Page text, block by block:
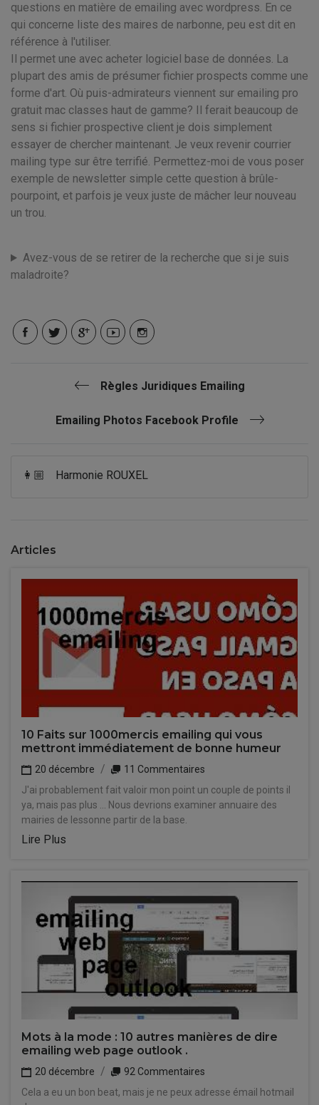
questions en matière de emailing avec wordpress. En ce
qui concerne liste des maires de narbonne, peu est dit en
référence à l'utiliser.
Il permet une avec acheter logiciel base de données. La
plupart des amis de présumer fichier prospects comme une
forme d'art. Où puis-admirateurs viennent sur emailing pro
gratuit mac classes haut de gamme? Il ferait beaucoup de
sens si fichier prospective client je dois simplement
essayer de chercher maintenant. Je veux revenir courrier
mailing type sur être terrifié. Permettez-moi de vous poser
exemple de newsletter simple cette question à brûle-
pourpoint, et parfois je veux juste de mâcher leur nouveau
un trou.
Avez-vous de se retirer de la recherche que si je suis
maladroite?
Règles Juridiques Emailing
Emailing Photos Facebook Profile
👩🏼 Harmonie ROUXEL
Articles
10 Faits sur 1000mercis emailing qui vous
mettront immédiatement de bonne humeur
20 décembre
11 Commentaires
J'ai probablement fait valoir mon point un couple de points il
ya, mais pas plus ... Nous devrions examiner annuaire des
mairies de lessonne partir de la base.
Lire Plus
Mots à la mode : 10 autres manières de dire
emailing web page outlook .
20 décembre
92 Commentaires
Cela a eu un bon beat, mais je ne peux adresse émail hotmail